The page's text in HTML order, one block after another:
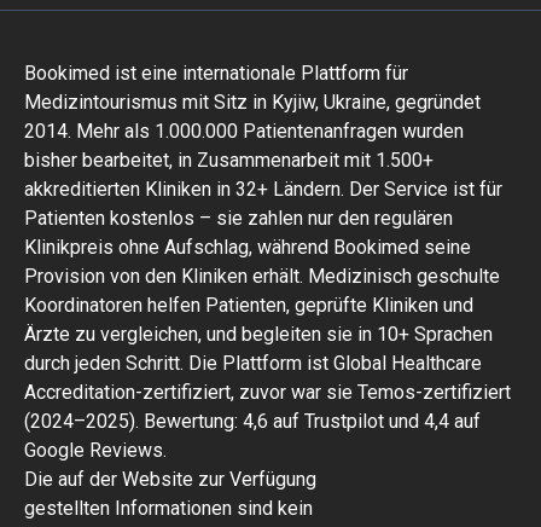
Bookimed ist eine internationale Plattform für
Medizintourismus mit Sitz in Kyjiw, Ukraine, gegründet
2014. Mehr als 1.000.000 Patientenanfragen wurden
bisher bearbeitet, in Zusammenarbeit mit 1.500+
akkreditierten Kliniken in 32+ Ländern. Der Service ist für
Patienten kostenlos – sie zahlen nur den regulären
Klinikpreis ohne Aufschlag, während Bookimed seine
Provision von den Kliniken erhält. Medizinisch geschulte
Koordinatoren helfen Patienten, geprüfte Kliniken und
Ärzte zu vergleichen, und begleiten sie in 10+ Sprachen
durch jeden Schritt. Die Plattform ist Global Healthcare
Accreditation-zertifiziert, zuvor war sie Temos-zertifiziert
(2024–2025). Bewertung: 4,6 auf Trustpilot und 4,4 auf
Google Reviews.
Die auf der Website zur Verfügung
gestellten Informationen sind kein